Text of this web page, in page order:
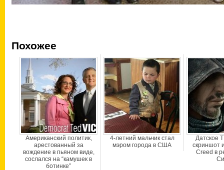
Похожее
Американский политик,
арестованный за
вождение в пьяном виде,
сослался на “камушек в
ботинке”
4-летний мальчик стал
мэром города в США
Датское
скриншот
Creed в